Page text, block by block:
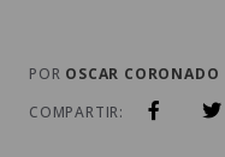
POR OSCAR CORONADO
COMPARTIR: